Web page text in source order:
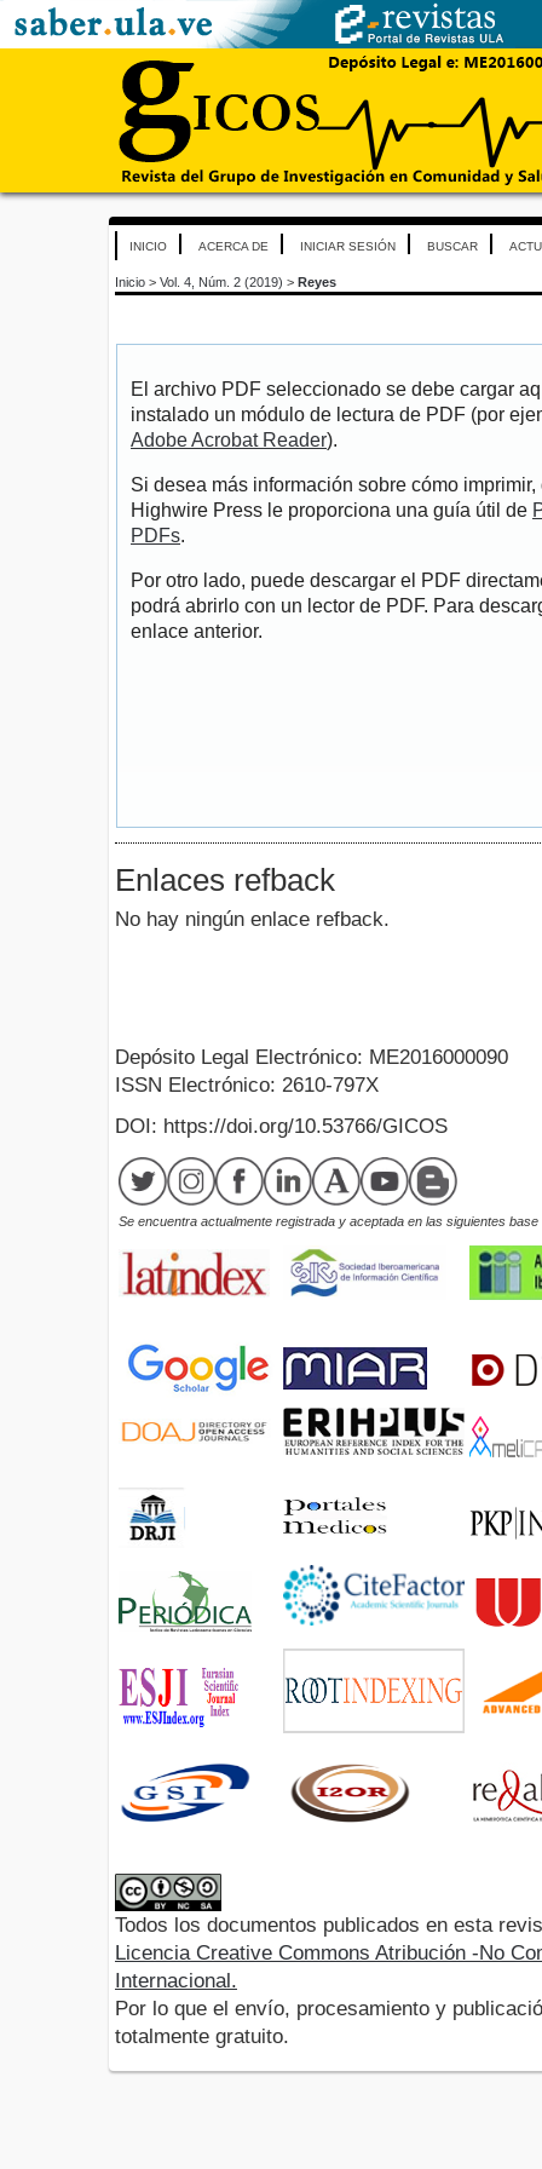
INICIO ACERCA DE INICIAR SESIÓN BUSCAR
Inicio > Vol. 4, Núm. 2 (2019) > Reyes
El archivo PDF seleccionado se debe cargar
instalado un módulo de lectura de PDF (por
Adobe Acrobat Reader).
Si desea más información sobre cómo
Highwire Press le proporciona una guía útil de
PDFs.
Por otro lado, puede descargar el PDF
podrá abrirlo con un lector de PDF. Para
enlace anterior.
Enlaces refback
No hay ningún enlace refback.
Depósito Legal Electrónico: ME2016000090
ISSN Electrónico: 2610-797X
DOI: https://doi.org/10.53766/GICOS
Se encuentra actualmente registrada y aceptada en las siguientes
Todos los documentos publicados en esta
Licencia Creative Commons Atribución -No
Internacional.
Por lo que el envío, procesamiento y
totalmente gratuito.